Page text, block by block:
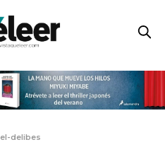
delibes